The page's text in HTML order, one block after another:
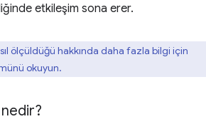
etkileşim sona erer.
ölçüldüğü hakkında daha fazla bilgi için
okuyun.